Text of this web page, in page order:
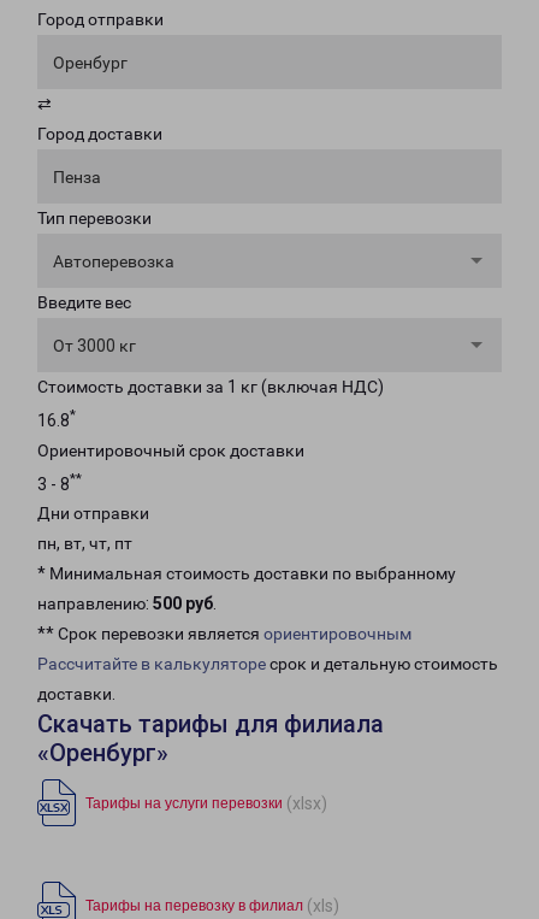
Город отправки
Оренбург
⇄
Город доставки
Пенза
Тип перевозки
Автоперевозка
Введите вес
От 3000 кг
Стоимость доставки за 1 кг (включая НДС)
16.8*
Ориентировочный срок доставки
3 - 8**
Дни отправки
пн, вт, чт, пт
* Минимальная стоимость доставки по выбранному
направлению: 500 руб.
** Срок перевозки является ориентировочным
Рассчитайте в калькуляторесрок и детальную стоимость
доставки.
Скачать тарифы для филиала
«Оренбург»
Тарифы на услуги перевозки (xlsx)
Тарифы на перевозку в филиал (xls)